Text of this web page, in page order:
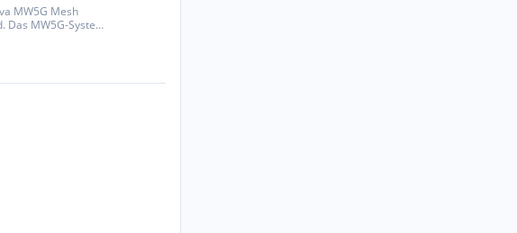
MW5G Mesh
Das MW5G-System
drei Mesh-
– perfekt